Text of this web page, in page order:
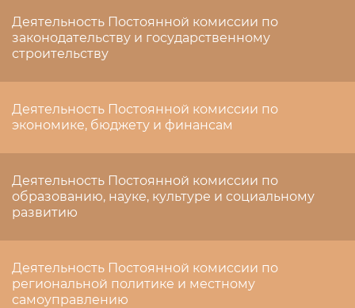
Деятельность Постоянной комиссии по
законодательству и государственному
строительству
Деятельность Постоянной комиссии по
экономике, бюджету и финансам
Деятельность Постоянной комиссии по
образованию, науке, культуре и социальному
развитию
Деятельность Постоянной комиссии по
региональной политике и местному
самоуправлению